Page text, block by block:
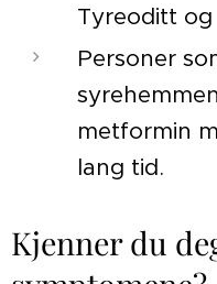
Tyreoditt og
Personer
metformin
lang tid.
Kjenner du